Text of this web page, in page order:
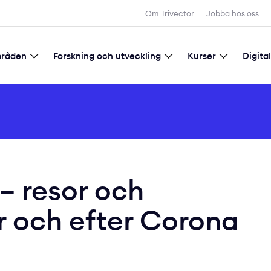
Om Trivector Jobba hos oss
Forskning och utveckling Kurser
resor och
och efter Corona